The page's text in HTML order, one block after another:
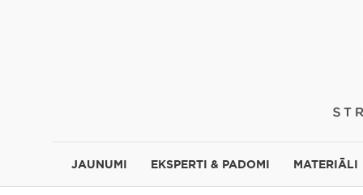
JAUNUMI EKSPERTI & PADOMI MATERIĀLI